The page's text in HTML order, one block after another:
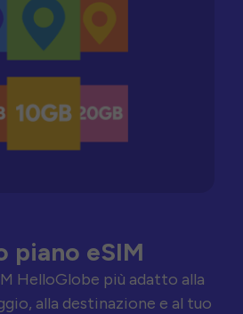
piano eSIM
HelloGlobe più adatto alla
alla destinazione e al tuo